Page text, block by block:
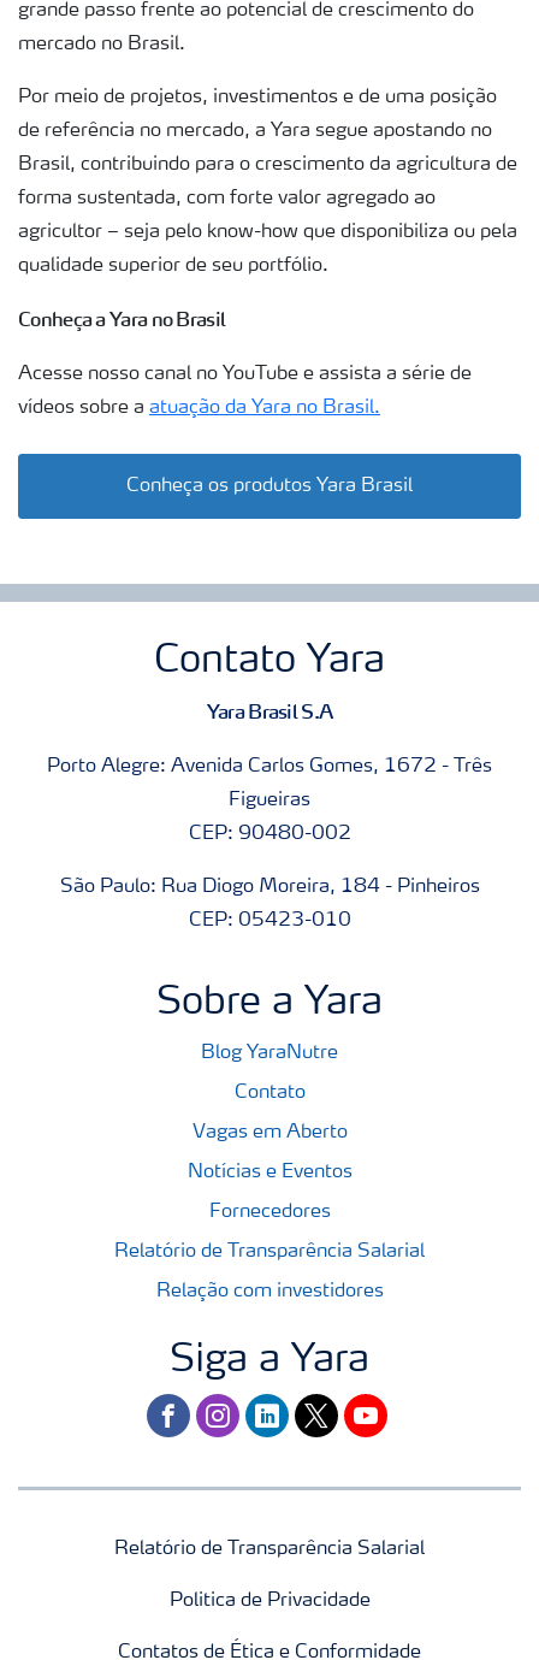
grande passo frente ao potencial de crescimento do
mercado no Brasil.
Por meio de projetos, investimentos e de uma posição
de referência no mercado, a Yara segue apostando no
Brasil, contribuindo para o crescimento da agricultura de
forma sustentada, com forte valor agregado ao
agricultor – seja pelo know-how que disponibiliza ou pela
qualidade superior de seu portfólio.
Conheça a Yara no Brasil
Acesse nosso canal no YouTube e assista a série de
vídeos sobre a atuação da Yara no Brasil.
Conheça os produtos Yara Brasil
Contato Yara
Yara Brasil S.A
Porto Alegre: Avenida Carlos Gomes, 1672 - Três
Figueiras
CEP: 90480-002
São Paulo: Rua Diogo Moreira, 184 - Pinheiros
CEP: 05423-010
Sobre a Yara
Blog YaraNutre
Contato
Vagas em Aberto
Notícias e Eventos
Fornecedores
Relatório de Transparência Salarial
Relação com investidores
Siga a Yara
facebookinstagram
linkedintwitteryoutube
Relatório de Transparência Salarial
Politica de Privacidade
Contatos de Ética e Conformidade